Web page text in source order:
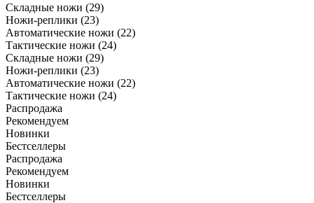
Складные ножи (29)
Ножи-реплики (23)
Автоматические ножи (22)
Тактические ножи (24)
Складные ножи (29)
Ножи-реплики (23)
Автоматические ножи (22)
Тактические ножи (24)
Распродажа
Рекомендуем
Новинки
Бестселлеры
Распродажа
Рекомендуем
Новинки
Бестселлеры